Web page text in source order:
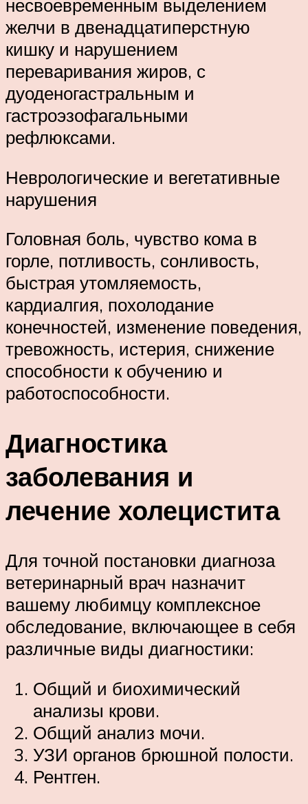
несвоевременным выделением
желчи в двенадцатиперстную
кишку и нарушением
переваривания жиров, с
дуоденогастральным и
гастроэзофагальными
рефлюксами.
Неврологические и вегетативные
нарушения
Головная боль, чувство кома в
горле, потливость, сонливость,
быстрая утомляемость,
кардиалгия, похолодание
конечностей, изменение поведения,
тревожность, истерия, снижение
способности к обучению и
работоспособности.
Диагностика
заболевания и
лечение холецистита
Для точной постановки диагноза
ветеринарный врач назначит
вашему любимцу комплексное
обследование, включающее в себя
различные виды диагностики:
Общий и биохимический
анализы крови.
Общий анализ мочи.
УЗИ органов брюшной полости.
Рентген.